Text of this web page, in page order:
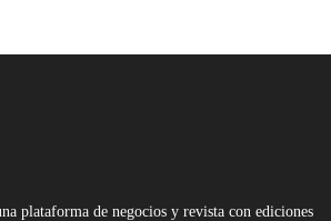
plataforma de negocios y revista con ediciones